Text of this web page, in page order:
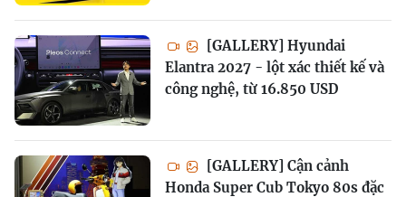
[GALLERY] Hyundai
Elantra 2027 - lột xác thiết kế và
công nghệ, từ 16.850 USD
[GALLERY] Cận cảnh
Honda Super Cub Tokyo 80s đặc